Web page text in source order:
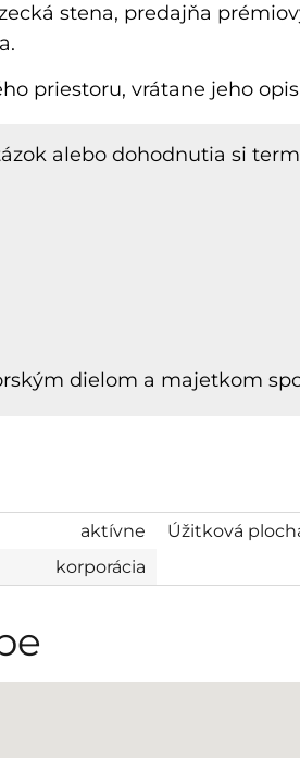
stena, predajňa
priestoru, vrátane jeho
alebo dohodnutia si
dielom a majetkom
aktívne
korporácia
Úžitková